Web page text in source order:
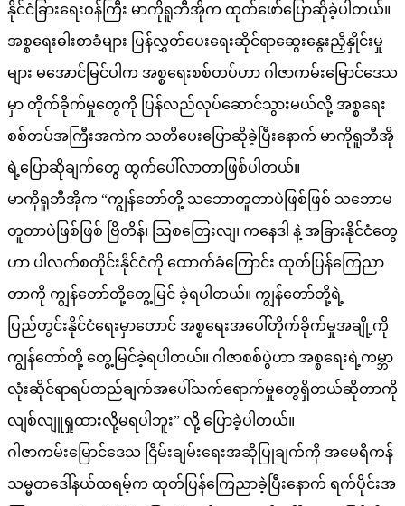
နိုင်ငံခြားရေးဝန်ကြီး မာကိုရူဘီအိုက ထုတ်ဖော်ပြောဆိုခဲ့ပါတယ်။
အစ္စရေးဓါးစာခံများ ပြန်လွှတ်ပေးရေးဆိုင်ရာဆွေးနွေးညှိနှိုင်းမှု
များ မအောင်မြင်ပါက အစ္စရေးစစ်တပ်ဟာ ဂါဇာကမ်းမြောင်ဒေသ
မှာ တိုက်ခိုက်မှုတွေကို ပြန်လည်လုပ်ဆောင်သွားမယ်လို့ အစ္စရေး
စစ်တပ်အကြီးအကဲက သတိပေးပြောဆိုခဲ့ပြီးနောက် မာကိုရူဘီအို
ရဲ့ပြောဆိုချက်တွေ ထွက်ပေါ်လာတာဖြစ်ပါတယ်။
မာကိုရူဘီအိုက “ကျွန်တော်တို့ သဘောတူတာပဲဖြစ်ဖြစ် သဘောမ
တူတာပဲဖြစ်ဖြစ် ဗြိတိန်၊ ဩစတြေးလျ၊ ကနေဒါ နဲ့ အခြားနိုင်ငံတွေ
ဟာ ပါလက်စတိုင်းနိုင်ငံကို ထောက်ခံကြောင်း ထုတ်ပြန်ကြေညာ
တာကို ကျွန်တော်တို့တွေ့မြင် ခဲ့ရပါတယ်။ ကျွန်တော်တို့ရဲ့
ပြည်တွင်းနိုင်ငံရေးမှာတောင် အစ္စရေးအပေါ်တိုက်ခိုက်မှုအချို့ကို
ကျွန်တော်တို့ တွေ့မြင်ခဲ့ရပါတယ်။ ဂါဇာစစ်ပွဲဟာ အစ္စရေးရဲ့ကမ္ဘာ
လုံးဆိုင်ရာရပ်တည်ချက်အပေါ်သက်ရောက်မှုတွေရှိတယ်ဆိုတာကို
လျစ်လျူရှုထားလို့မရပါဘူး” လို့ ပြောခဲ့ပါတယ်။
ဂါဇာကမ်းမြောင်ဒေသ ငြိမ်းချမ်းရေးအဆိုပြုချက်ကို အမေရိကန်
သမ္မတဒေါ်နယ်ထရမ့်က ထုတ်ပြန်ကြေညာခဲ့ပြီးနောက် ရက်ပိုင်းအ